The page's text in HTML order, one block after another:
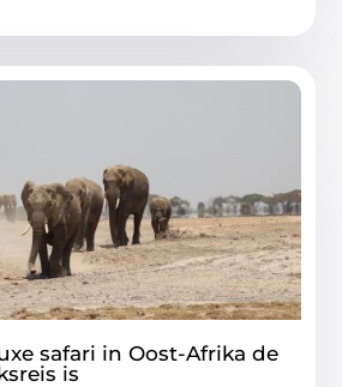
safari in Oost-Afrika de
is